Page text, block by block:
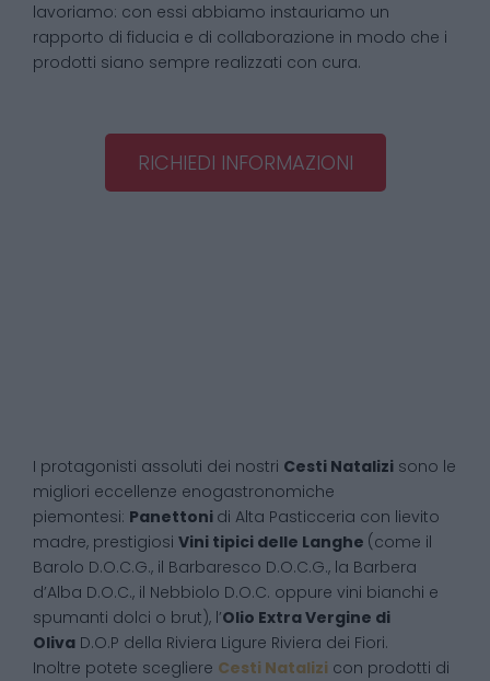
lavoriamo: con essi abbiamo instauriamo un
rapporto di fiducia e di collaborazione in modo che i
prodotti siano sempre realizzati con cura.
RICHIEDI INFORMAZIONI
I protagonisti assoluti dei nostri Cesti Natalizi sono le
migliori eccellenze enogastronomiche
piemontesi: Panettoni di Alta Pasticceria con lievito
madre, prestigiosi Vini tipici delle Langhe (come il
Barolo D.O.C.G., il Barbaresco D.O.C.G., la Barbera
d’Alba D.O.C., il Nebbiolo D.O.C. oppure vini bianchi e
spumanti dolci o brut), l’Olio Extra Vergine di
Oliva D.O.P della Riviera Ligure Riviera dei Fiori.
Inoltre potete scegliere Cesti Natalizi con prodotti di